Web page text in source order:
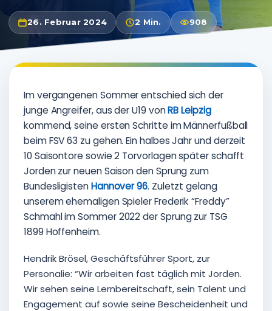
26. Februar 2024 2 Min. 908
Im vergangenen Sommer entschied sich der
junge Angreifer, aus der U19 vonRB Leipzig
kommend, seine ersten Schritte im Männerfußball
beim FSV 63 zu gehen. Ein halbes Jahr und derzeit
10 Saisontore sowie 2 Torvorlagen später schafft
Jorden zur neuen Saison den Sprung zum
BundesligistenHannover 96. Zuletzt gelang
unserem ehemaligen Spieler Frederik “Freddy”
Schmahl im Sommer 2022 der Sprung zur TSG
1899 Hoffenheim.
Hendrik Brösel, Geschäftsführer Sport, zur
Personalie: “Wir arbeiten fast täglich mit Jorden.
Wir sehen seine Lernbereitschaft, sein Talent und
Engagement auf sowie seine Bescheidenheit und